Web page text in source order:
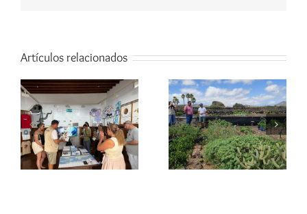
Artículos relacionados